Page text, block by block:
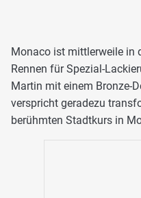
Monaco ist mittlerweile in
Rennen für Spezial-
Martin mit einem Bronze-
verspricht geradezu
berühmten Stadtkurs in